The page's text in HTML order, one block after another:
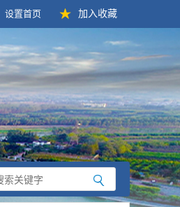
设置首页 加入收藏